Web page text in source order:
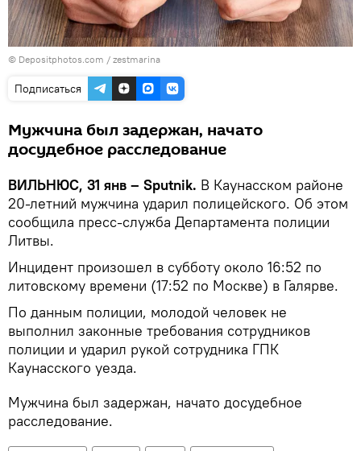
© Depositphotos.com / zestmarina
Подписаться
Мужчина был задержан, начато
досудебное расследование
ВИЛЬНЮС, 31 янв – Sputnik. В Каунасском районе
20-летний мужчина ударил полицейского. Об этом
сообщила пресс-служба Департамента полиции
Литвы.
Инцидент произошел в субботу около 16:52 по
литовскому времени (17:52 по Москве) в Галярве.
По данным полиции, молодой человек не
выполнил законные требования сотрудников
полиции и ударил рукой сотрудника ГПК
Каунасского уезда.
Мужчина был задержан, начато досудебное
расследование.